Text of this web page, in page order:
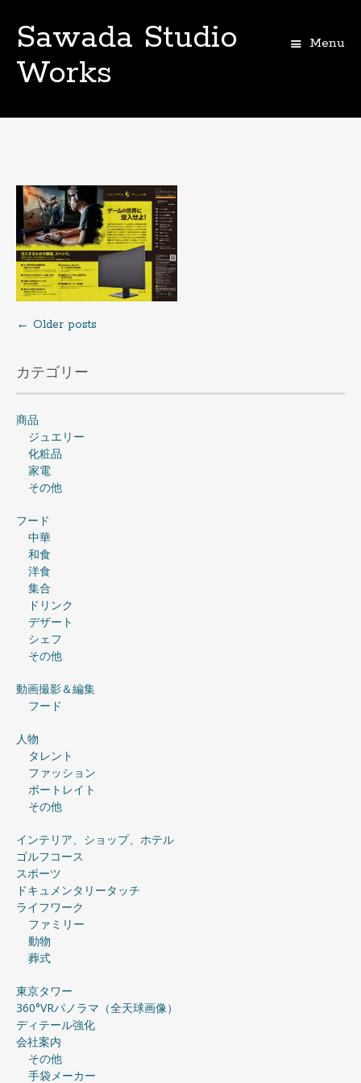
Sawada Studio
Works
Menu
Posts
navigation
← Older posts
カテゴリー
商品
ジュエリー
化粧品
家電
その他
フード
中華
和食
洋食
集合
ドリンク
デザート
シェフ
その他
動画撮影＆編集
フード
人物
タレント
ファッション
ポートレイト
その他
インテリア、ショップ、ホテル
ゴルフコース
スポーツ
ドキュメンタリータッチ
ライフワーク
ファミリー
動物
葬式
東京タワー
360°VRパノラマ（全天球画像）
ディテール強化
会社案内
その他
手袋メーカー